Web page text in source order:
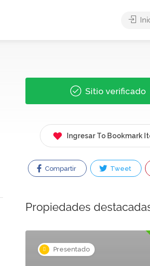
Sitio verificado
Ingresar To Bookmark
Compartir Tweet
Propiedades
Presentado